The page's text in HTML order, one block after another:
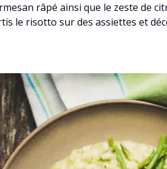
râpé ainsi que le zeste de
le risotto sur des assiettes et